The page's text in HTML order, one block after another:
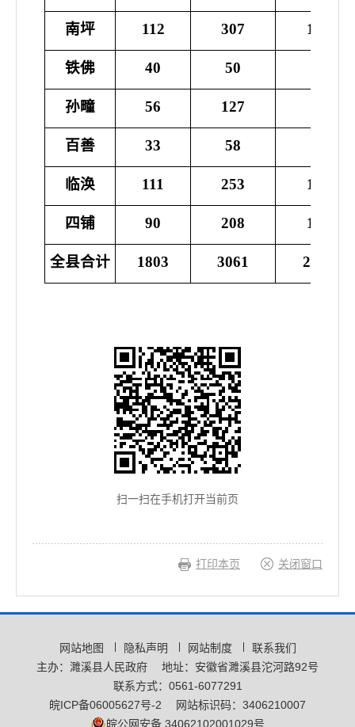
南坪 112 307 187638
铁佛 40 50
孙疃 56 127
百善 33 58
临涣 111 253 168505
四铺 90 208 128731
全县合计 1803 3061
扫一扫在手机打开当前页
打印本页 关闭窗口
网站地图 隐私声明 网站制度
联系我们
主办：濉溪县人民政府
地址：安徽省濉溪县沱河路92号
联系方式：0561-6077291
皖ICP备06005627号-2
网站标识码：3406210007
皖公网安备 34062102001029号